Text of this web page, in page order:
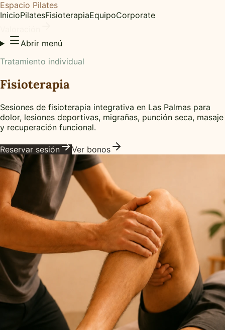
Espacio Pilates
InicioPilatesFisioterapiaEquipoCorporate
Abrir menú
Tratamiento individual
Fisioterapia
Sesiones de fisioterapia integrativa en Las Palmas para
dolor, lesiones deportivas, migrañas, punción seca, masaje
y recuperación funcional.
Reservar sesión Ver bonos